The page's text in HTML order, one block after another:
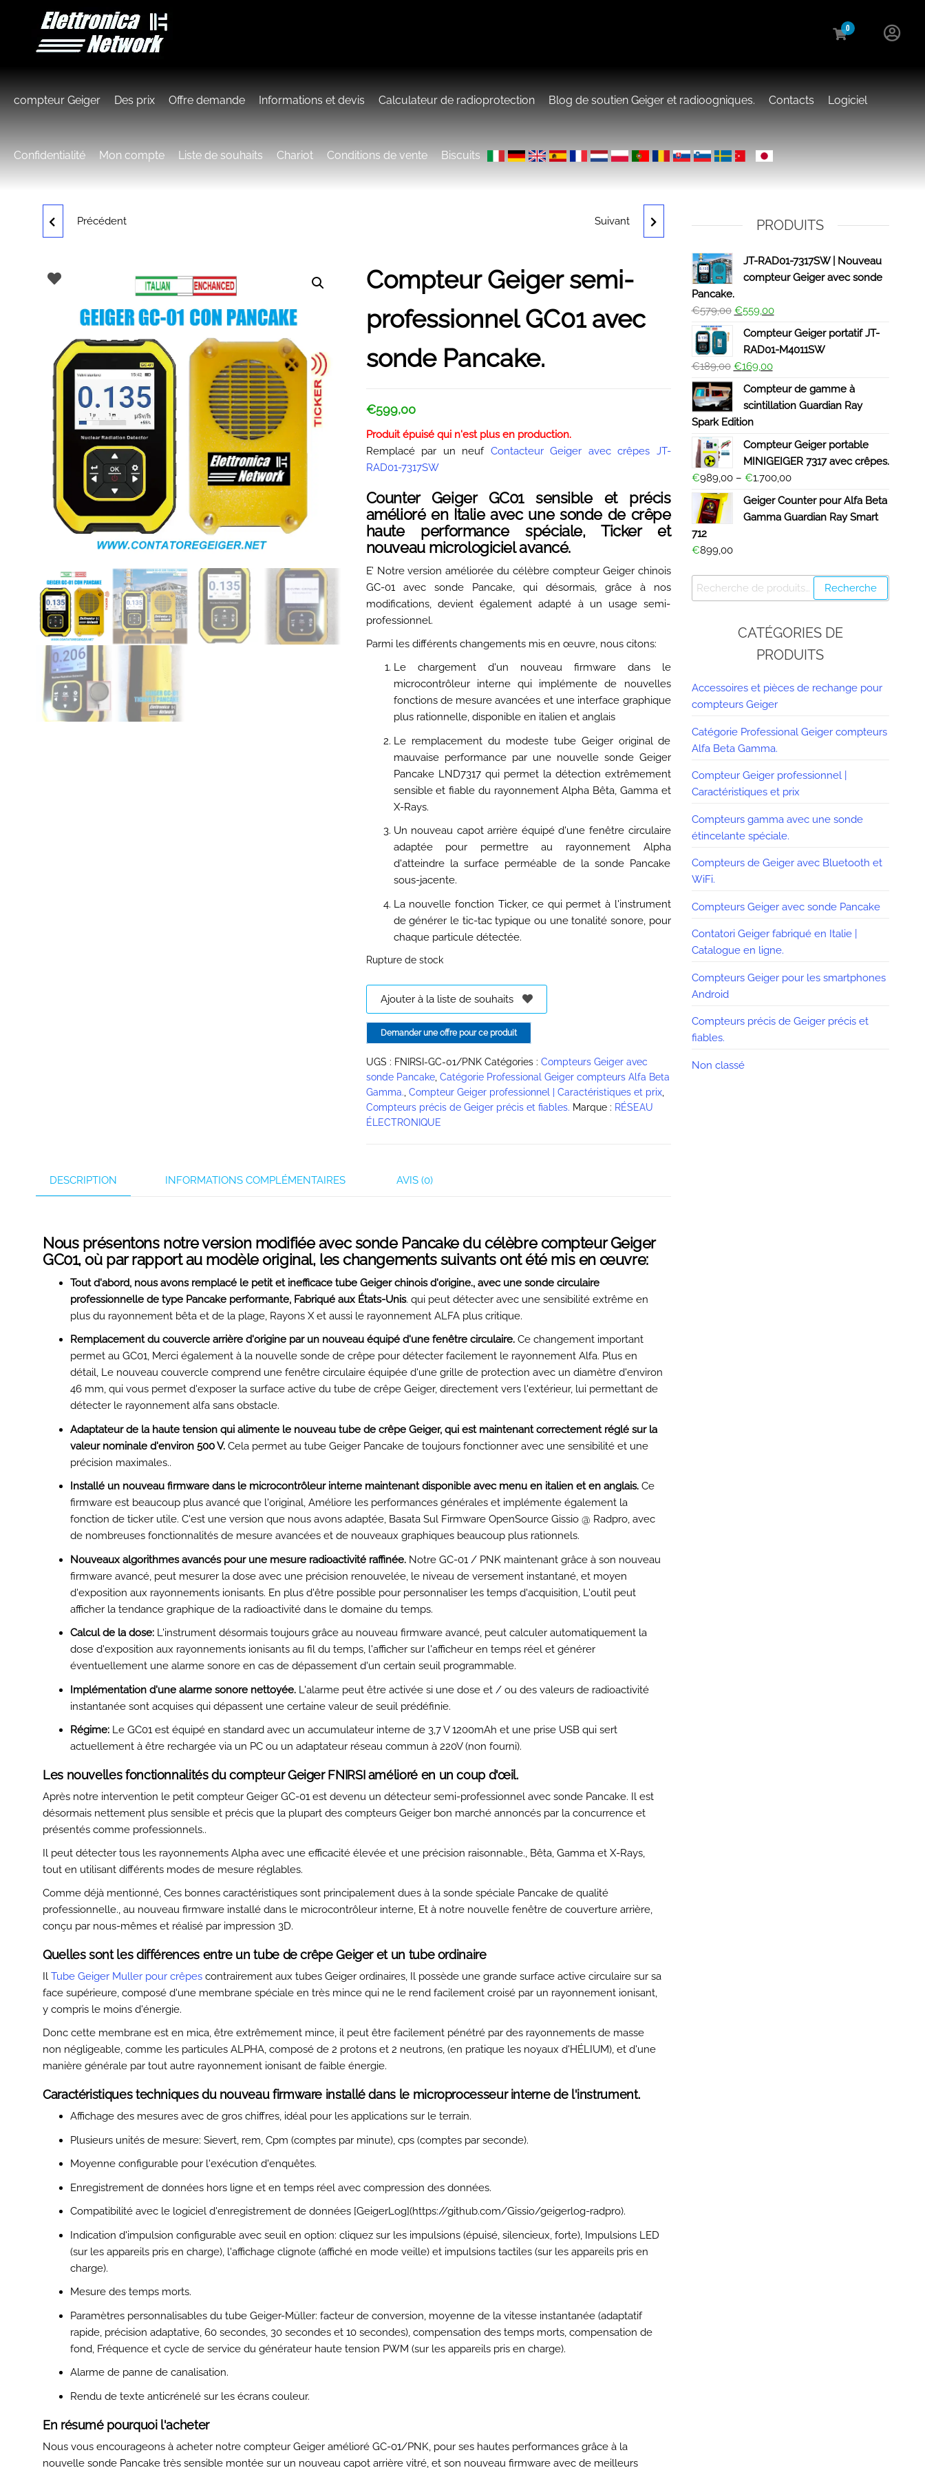
0
compteur Geiger Des prix Offre demande Informations et devis Calculateur de radioprotection Blog de soutien Geiger et radioogniques. Contacts Logiciel
Confidentialité Mon compte Liste de souhaits Chariot Conditions de vente Biscuits
COMPTEUR DE GAMME
GUARDIAN RAY SPARK
EDITION
Précédent COMPTEUR GEIGER
M4011SW
Suivant
Compteur Geiger semi-
professionnel GC01 avec
sonde Pancake.
€599,00
Produit épuisé qui n'est plus en production.
Remplacé par un neuf Contacteur Geiger avec crêpes JT-
RAD01-7317SW
Counter Geiger GC01 sensible et précis
amélioré en Italie avec une sonde de crêpe
haute performance spéciale, Ticker et
nouveau micrologiciel avancé.
E’ Notre version améliorée du célèbre compteur Geiger chinois
GC-01 avec sonde Pancake, qui désormais, grâce à nos
modifications, devient également adapté à un usage semi-
professionnel.
Parmi les différents changements mis en œuvre, nous citons:
Le chargement d'un nouveau firmware dans le
microcontrôleur interne qui implémente de nouvelles
fonctions de mesure avancées et une interface graphique
plus rationnelle, disponible en italien et anglais
Le remplacement du modeste tube Geiger original de
mauvaise performance par une nouvelle sonde Geiger
Pancake LND7317 qui permet la détection extrêmement
sensible et fiable du rayonnement Alpha Bêta, Gamma et
X-Rays.
Un nouveau capot arrière équipé d'une fenêtre circulaire
adaptée pour permettre au rayonnement Alpha
d'atteindre la surface perméable de la sonde Pancake
sous-jacente.
La nouvelle fonction Ticker, ce qui permet à l'instrument
de générer le tic-tac typique ou une tonalité sonore, pour
chaque particule détectée.
Rupture de stock
Ajouter à la liste de souhaits
Demander une offre pour ce produit
UGS : FNIRSI-GC-01/PNK Catégories : Compteurs Geiger avec
sonde Pancake, Catégorie Professional Geiger compteurs Alfa Beta
Gamma. Compteur Geiger professionnel | Caractéristiques et prix,
Compteurs précis de Geiger précis et fiables. Marque : RÉSEAU
ÉLECTRONIQUE
DESCRIPTION INFORMATIONS COMPLÉMENTAIRES AVIS (0)
Nous présentons notre version modifiée avec sonde Pancake du célèbre compteur Geiger
GC01, où par rapport au modèle original, les changements suivants ont été mis en œuvre:
Tout d'abord, nous avons remplacé le petit et inefficace tube Geiger chinois d'origine., avec une sonde circulaire
professionnelle de type Pancake performante, Fabriqué aux États-Unis. qui peut détecter avec une sensibilité extrême en
plus du rayonnement bêta et de la plage, Rayons X et aussi le rayonnement ALFA plus critique.
Remplacement du couvercle arrière d'origine par un nouveau équipé d'une fenêtre circulaire. Ce changement important
permet au GC01, Merci également à la nouvelle sonde de crêpe pour détecter facilement le rayonnement Alfa. Plus en
détail, Le nouveau couvercle comprend une fenêtre circulaire équipée d'une grille de protection avec un diamètre d'environ
46 mm, qui vous permet d'exposer la surface active du tube de crêpe Geiger, directement vers l'extérieur, lui permettant de
détecter le rayonnement alfa sans obstacle.
Adaptateur de la haute tension qui alimente le nouveau tube de crêpe Geiger, qui est maintenant correctement réglé sur la
valeur nominale d'environ 500 V. Cela permet au tube Geiger Pancake de toujours fonctionner avec une sensibilité et une
précision maximales..
Installé un nouveau firmware dans le microcontrôleur interne maintenant disponible avec menu en italien et en anglais. Ce
firmware est beaucoup plus avancé que l'original, Améliore les performances générales et implémente également la
fonction de ticker utile. C'est une version que nous avons adaptée, Basata Sul Firmware OpenSource Gissio @ Radpro, avec
de nombreuses fonctionnalités de mesure avancées et de nouveaux graphiques beaucoup plus rationnels.
Nouveaux algorithmes avancés pour une mesure radioactivité raffinée. Notre GC-01 / PNK maintenant grâce à son nouveau
firmware avancé, peut mesurer la dose avec une précision renouvelée, le niveau de versement instantané, et moyen
d'exposition aux rayonnements ionisants. En plus d'être possible pour personnaliser les temps d'acquisition, L'outil peut
afficher la tendance graphique de la radioactivité dans le domaine du temps.
Calcul de la dose: L'instrument désormais toujours grâce au nouveau firmware avancé, peut calculer automatiquement la
dose d'exposition aux rayonnements ionisants au fil du temps, l'afficher sur l'afficheur en temps réel et générer
éventuellement une alarme sonore en cas de dépassement d'un certain seuil programmable.
Implémentation d'une alarme sonore nettoyée. L'alarme peut être activée si une dose et / ou des valeurs de radioactivité
instantanée sont acquises qui dépassent une certaine valeur de seuil prédéfinie.
Régime: Le GC01 est équipé en standard avec un accumulateur interne de 3,7 V 1200mAh et une prise USB qui sert
actuellement à être rechargée via un PC ou un adaptateur réseau commun à 220V (non fourni).
Les nouvelles fonctionnalités du compteur Geiger FNIRSI amélioré en un coup d'œil.
Après notre intervention le petit compteur Geiger GC-01 est devenu un détecteur semi-professionnel avec sonde Pancake. Il est
désormais nettement plus sensible et précis que la plupart des compteurs Geiger bon marché annoncés par la concurrence et
présentés comme professionnels..
Il peut détecter tous les rayonnements Alpha avec une efficacité élevée et une précision raisonnable., Bêta, Gamma et X-Rays,
tout en utilisant différents modes de mesure réglables.
Comme déjà mentionné, Ces bonnes caractéristiques sont principalement dues à la sonde spéciale Pancake de qualité
professionnelle., au nouveau firmware installé dans le microcontrôleur interne, Et à notre nouvelle fenêtre de couverture arrière,
conçu par nous-mêmes et réalisé par impression 3D.
Quelles sont les différences entre un tube de crêpe Geiger et un tube ordinaire
Il Tube Geiger Muller pour crêpes contrairement aux tubes Geiger ordinaires, Il possède une grande surface active circulaire sur sa
face supérieure, composé d'une membrane spéciale en très mince qui ne le rend facilement croisé par un rayonnement ionisant,
y compris le moins d'énergie.
Donc cette membrane est en mica, être extrêmement mince, il peut être facilement pénétré par des rayonnements de masse
non négligeable, comme les particules ALPHA, composé de 2 protons et 2 neutrons, (en pratique les noyaux d'HÉLIUM), et d'une
manière générale par tout autre rayonnement ionisant de faible énergie.
Caractéristiques techniques du nouveau firmware installé dans le microprocesseur interne de l'instrument.
Affichage des mesures avec de gros chiffres, idéal pour les applications sur le terrain.
Plusieurs unités de mesure: Sievert, rem, Cpm (comptes par minute), cps (comptes par seconde).
Moyenne configurable pour l'exécution d'enquêtes.
Enregistrement de données hors ligne et en temps réel avec compression des données.
Compatibilité avec le logiciel d'enregistrement de données [GeigerLog](https://github.com/Gissio/geigerlog-radpro).
Indication d'impulsion configurable avec seuil en option: cliquez sur les impulsions (épuisé, silencieux, forte), Impulsions LED
(sur les appareils pris en charge), l'affichage clignote (affiché en mode veille) et impulsions tactiles (sur les appareils pris en
charge).
Mesure des temps morts.
Paramètres personnalisables du tube Geiger-Müller: facteur de conversion, moyenne de la vitesse instantanée (adaptatif
rapide, précision adaptative, 60 secondes, 30 secondes et 10 secondes), compensation des temps morts, compensation de
fond, Fréquence et cycle de service du générateur haute tension PWM (sur les appareils pris en charge).
Alarme de panne de canalisation.
Rendu de texte anticrénelé sur les écrans couleur.
En résumé pourquoi l'acheter
Nous vous encourageons à acheter notre compteur Geiger amélioré GC-01/PNK, pour ses hautes performances grâce à la
nouvelle sonde Pancake très sensible montée sur un nouveau capot arrière vitré, et son nouveau firmware avec de meilleurs
PRODUITS
JT-RAD01-7317SW | Nouveau
compteur Geiger avec sonde
Pancake.
€579,00 €559,00
Compteur Geiger portatif JT-
RAD01-M4011SW
€189,00 €169,00
Compteur de gamme à
scintillation Guardian Ray
Spark Edition
Compteur Geiger portable
MINIGEIGER 7317 avec crêpes.
€989,00 – €1.700,00
Geiger Counter pour Alfa Beta
Gamma Guardian Ray Smart
712
€899,00
Recherche
CATÉGORIES DE
PRODUITS
Accessoires et pièces de rechange pour
compteurs Geiger
Catégorie Professional Geiger compteurs
Alfa Beta Gamma.
Compteur Geiger professionnel |
Caractéristiques et prix
Compteurs gamma avec une sonde
étincelante spéciale.
Compteurs de Geiger avec Bluetooth et
WiFi.
Compteurs Geiger avec sonde Pancake
Contatori Geiger fabriqué en Italie |
Catalogue en ligne.
Compteurs Geiger pour les smartphones
Android
Compteurs précis de Geiger précis et
fiables.
Non classé